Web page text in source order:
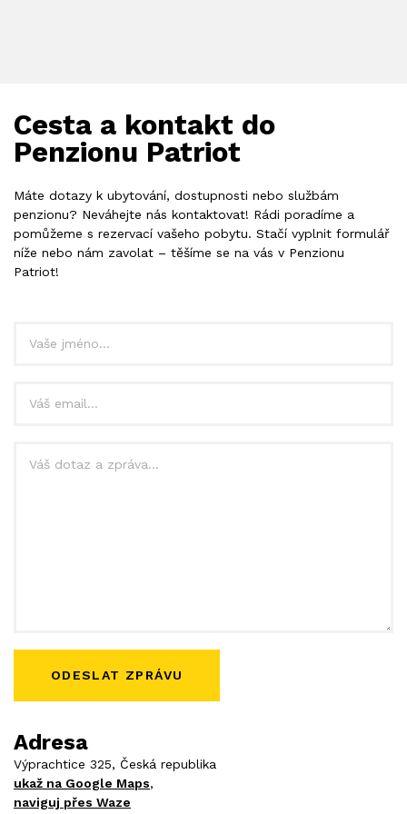
Cesta a kontakt do
Penzionu Patriot
Máte dotazy k ubytování, dostupnosti nebo službám
penzionu? Neváhejte nás kontaktovat! Rádi poradíme a
pomůžeme s rezervací vašeho pobytu. Stačí vyplnit formulář
níže nebo nám zavolat – těšíme se na vás v Penzionu
Patriot!
Adresa
Výprachtice 325, Česká republika
ukaž na Google Maps,
naviguj přes Waze